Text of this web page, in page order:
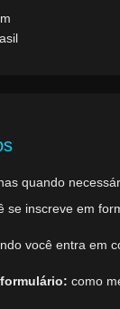
quando
se inscreve em
você entra em
como